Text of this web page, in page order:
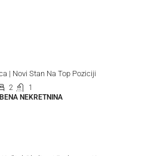
| Novi Stan Na Top Poziciji
2
1
NEKRETNINA